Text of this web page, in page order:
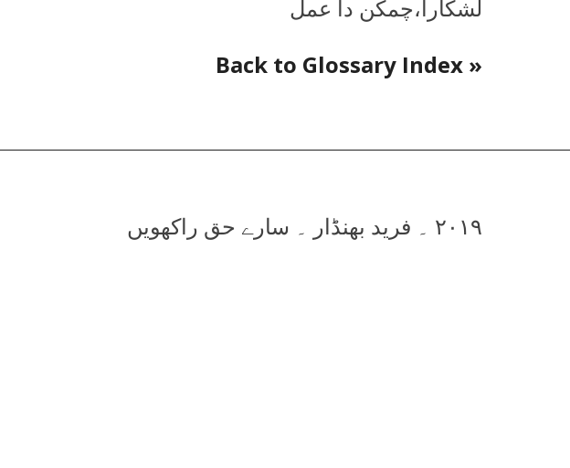
لشکارا،چمکن دا عمل
« Back to Glossary Index
۲۰۱۹ ۔ فرید بھنڈار ۔ سارے حق راکھویں